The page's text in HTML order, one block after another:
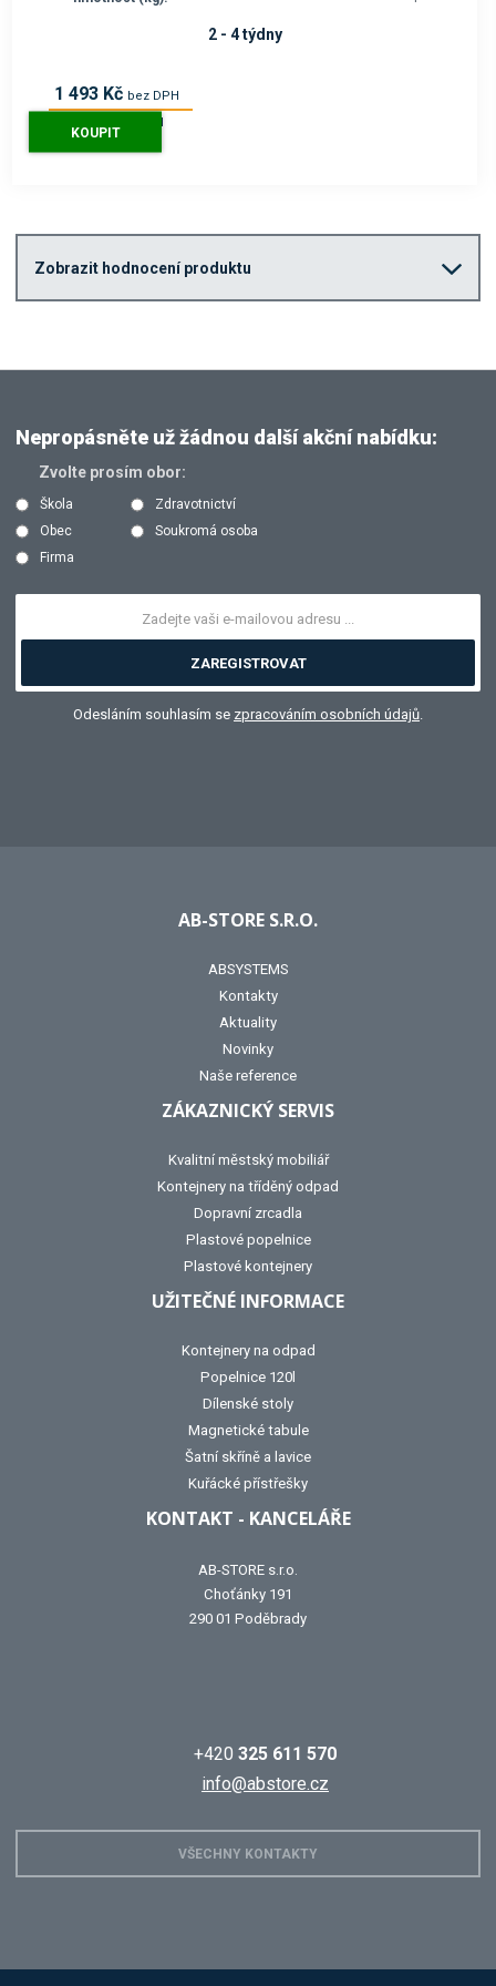
1 493 Kč bez DPH
2 - 4 týdny
KOUPIT
Zobrazit hodnocení produktu
Nepropásněte už žádnou další akční nabídku:
Zvolte prosím obor:
Škola
Zdravotnictví
Obec
Soukromá osoba
Firma
ZAREGISTROVAT
Odesláním souhlasím se zpracováním osobních údajů
AB-STORE S.R.O.
ABSYSTEMS
Kontakty
Aktuality
Novinky
Naše reference
ZÁKAZNICKÝ SERVIS
Kvalitní městský mobiliář
Kontejnery na tříděný odpad
Dopravní zrcadla
Plastové popelnice
Plastové kontejnery
UŽITEČNÉ INFORMACE
Kontejnery na odpad
Popelnice 120l
Dílenské stoly
Magnetické tabule
Šatní skříně a lavice
Kuřácké přístřešky
KONTAKT - KANCELÁŘE
AB-STORE s.r.o.
Choťánky 191
290 01 Poděbrady
+420 325 611 570
info@abstore.cz
VŠECHNY KONTAKTY